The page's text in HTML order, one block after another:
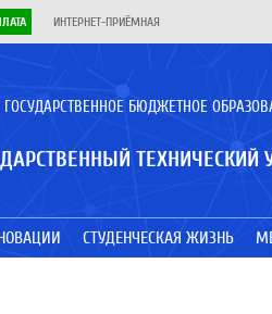
ИНТЕРНЕТ-ПРИЁМНАЯ
БЮДЖЕТНОЕ
СТУДЕНЧЕСКАЯ ЖИЗНЬ